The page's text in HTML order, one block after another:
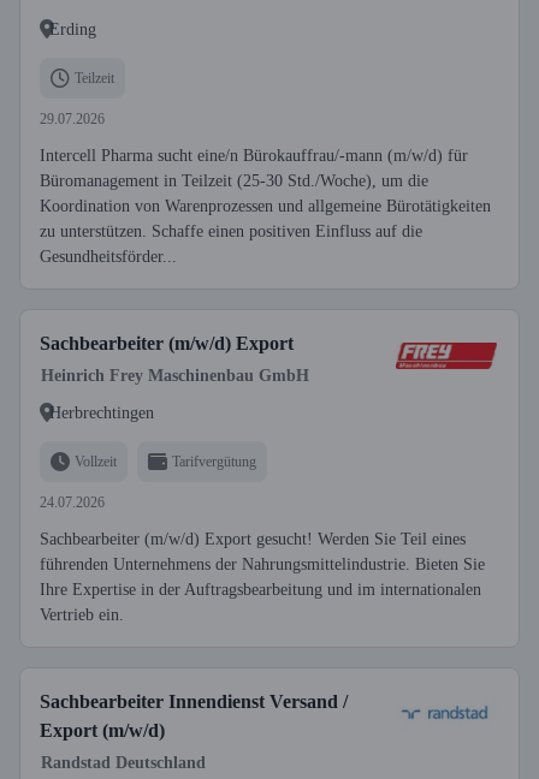
Erding
Teilzeit
29.07.2026
Intercell Pharma sucht eine/n Bürokauffrau/-mann (m/w/d) für
Büromanagement in Teilzeit (25-30 Std./Woche), um die
Koordination von Warenprozessen und allgemeine Bürotätigkeiten
zu unterstützen. Schaffe einen positiven Einfluss auf die
Gesundheitsförder...
Sachbearbeiter (m/w/d) Export
Heinrich Frey Maschinenbau GmbH
Herbrechtingen
Vollzeit Tarifvergütung
24.07.2026
Sachbearbeiter (m/w/d) Export gesucht! Werden Sie Teil eines
führenden Unternehmens der Nahrungsmittelindustrie. Bieten Sie
Ihre Expertise in der Auftragsbearbeitung und im internationalen
Vertrieb ein.
Sachbearbeiter Innendienst Versand /
Export (m/w/d)
Randstad Deutschland